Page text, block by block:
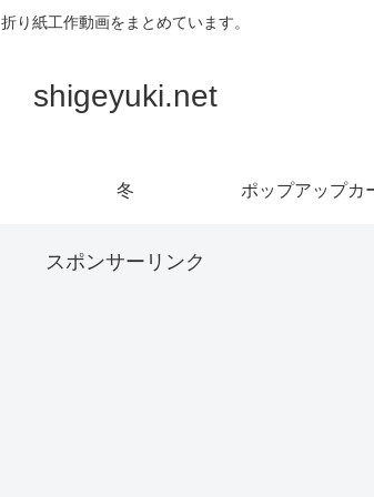
折り紙工作動画をまとめています。
shigeyuki.net
冬 ポップアップカ
スポンサーリンク